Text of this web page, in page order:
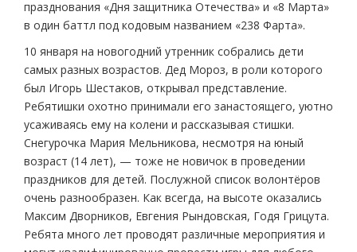
празднования «Дня защитника Отечества» и «8 Марта»
в один баттл под кодовым названием «238 Фарта».
10 января на новогодний утренник собрались дети
самых разных возрастов. Дед Мороз, в роли которого
был Игорь Шестаков, открывал представление.
Ребятишки охотно принимали его занастоящего, уютно
усаживаясь ему на колени и рассказывая стишки.
Снегурочка Мария Мельникова, несмотря на юный
возраст (14 лет), — тоже не новичок в проведении
праздников для детей. Послужной список волонтёров
очень разнообразен. Как всегда, на высоте оказались
Максим Дворников, Евгения Рындовская, Годя Грицута.
Ребята много лет проводят различные мероприятия и